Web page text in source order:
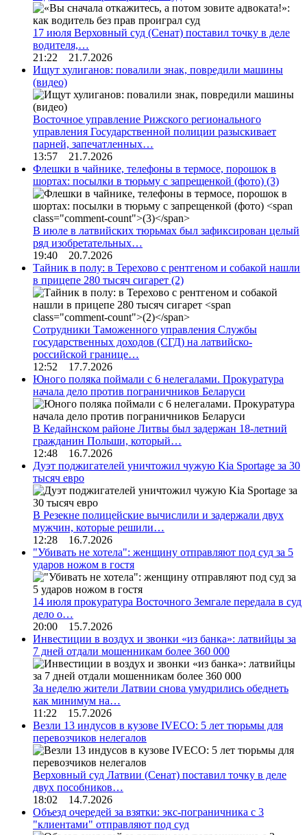
17 июля Верховный суд (Сенат) поставил точку в деле
водителя,…
21:22 21.7.2026
Ищут хулиганов: повалили знак, повредили машины
(видео)
Восточное управление Рижского регионального
управления Государственной полиции разыскивает
парней, запечатленных…
13:57 21.7.2026
Флешки в чайнике, телефоны в термосе, порошок в
шортах: посылки в тюрьму с запрещенкой (фото) (3)
В июле в латвийских тюрьмах был зафиксирован целый
ряд изобретательных…
19:40 20.7.2026
Тайник в полу: в Терехово с рентгеном и собакой нашли
в прицепе 280 тысяч сигарет (2)
Сотрудники Таможенного управления Службы
государственных доходов (СГД) на латвийско-
российской границе…
12:52 17.7.2026
Юного поляка поймали с 6 нелегалами. Прокуратура
начала дело против пограничников Беларуси
В Кедайнском районе Литвы был задержан 18-летний
гражданин Польши, который…
12:48 16.7.2026
Дуэт поджигателей уничтожил чужую Kia Sportage за 30
тысяч евро
В Резекне полицейские вычислили и задержали двух
мужчин, которые решили…
12:28 16.7.2026
"Убивать не хотела": женщину отправляют под суд за 5
ударов ножом в гостя
14 июля прокуратура Восточного Земгале передала в суд
дело о…
20:00 15.7.2026
Инвестиции в воздух и звонки «из банка»: латвийцы за
7 дней отдали мошенникам более 360 000
За неделю жители Латвии снова умудрились обеднеть
как минимум на…
11:22 15.7.2026
Везли 13 индусов в кузове IVECO: 5 лет тюрьмы для
перевозчиков нелегалов
Верховный суд Латвии (Сенат) поставил точку в деле
двух пособников…
18:02 14.7.2026
Объезд очередей за взятки: экс-пограничника с 3
"клиентами" отправляют под суд